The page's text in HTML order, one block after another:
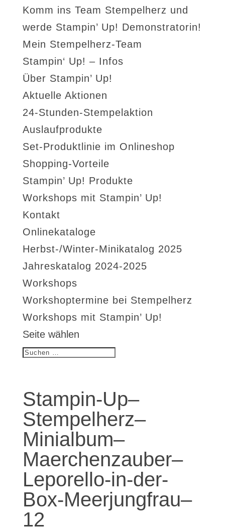
Komm ins Team Stempelherz und
werde Stampin’ Up! Demonstratorin!
Mein Stempelherz-Team
Stampin‘ Up! – Infos
Über Stampin’ Up!
Aktuelle Aktionen
24-Stunden-Stempelaktion
Auslaufprodukte
Set-Produktlinie im Onlineshop
Shopping-Vorteile
Stampin’ Up! Produkte
Workshops mit Stampin’ Up!
Kontakt
Onlinekataloge
Herbst-/Winter-Minikatalog 2025
Jahreskatalog 2024-2025
Workshops
Workshoptermine bei Stempelherz
Workshops mit Stampin’ Up!
Seite wählen
Stampin-Up–
Stempelherz–
Minialbum–
Maerchenzauber–
Leporello-in-der-
Box-Meerjungfrau–
12